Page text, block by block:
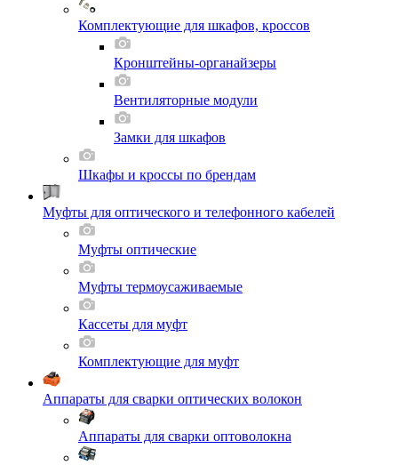
Комплектующие для шкафов, кроссов
Кронштейны-органайзеры
Вентиляторные модули
Замки для шкафов
Шкафы и кроссы по брендам
Муфты для оптического и телефонного кабелей
Муфты оптические
Муфты термоусаживаемые
Кассеты для муфт
Комплектующие для муфт
Аппараты для сварки оптических волокон
Аппараты для сварки оптоволокна